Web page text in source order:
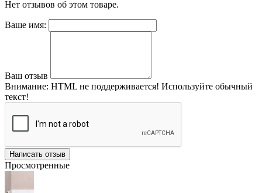
Нет отзывов об этом товаре.
Ваше имя:
Ваш отзыв
Внимание: HTML не поддерживается! Используйте обычный
текст!
Написать отзыв
Просмотренные